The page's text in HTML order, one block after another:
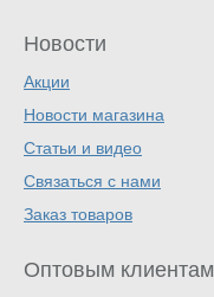
Новости
Акции
Новости магазина
Статьи и видео
Связаться с нами
Заказ товаров
Оптовым клиентам